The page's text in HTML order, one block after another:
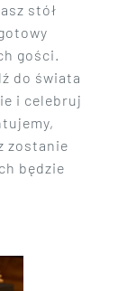
stół
gości.
do świata
i celebruj
zostanie
będzie